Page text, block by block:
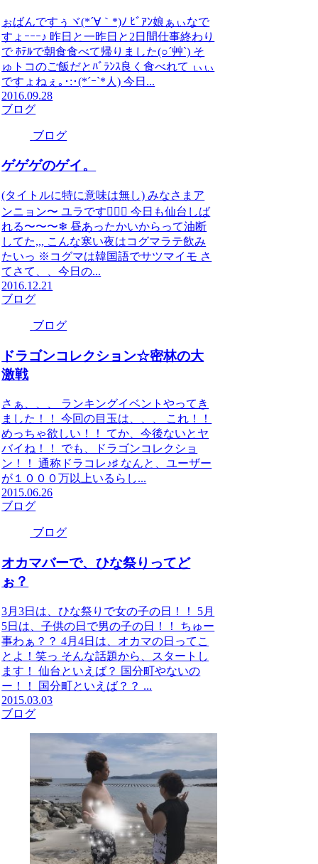
ぉばんですぅヾ(*´∀｀*)ﾉ ﾋﾞｱﾝ娘ぁぃなで
すょｰｰｰ♪ 昨日と一昨日と2日間仕事終わり
で ﾎﾃﾙで朝食食べて帰りました(○´艸`) そ
ゅトコのご飯だとﾊﾞﾗﾝｽ良く食べれて ぃぃ
ですょねぇ｡･:･(*´ｰ`*人) 今日...
2016.09.28
ブログ
ブログ
ゲゲゲのゲイ。
(タイトルに特に意味は無し) みなさまア
ンニョン〜 ユラです🙋🏻‍♂️ 今日も仙台しば
れる〜〜〜❄ 昼あったかいからって油断
してた,,, こんな寒い夜はコグマラテ飲み
たいっ ※コグマは韓国語でサツマイモ さ
てさて、、今日の...
2016.12.21
ブログ
ブログ
ドラゴンコレクション☆密林の大
激戦
さぁ、、、 ランキングイベントやってき
ました！！ 今回の目玉は、、、 これ！！
めっちゃ欲しい！！ てか、今後ないとヤ
バイね！！ でも、ドラゴンコレクショ
ン！！ 通称ドラコレ♪♯ なんと、ユーザー
が１０００万以上いるらし...
2015.06.26
ブログ
ブログ
オカマバーで、ひな祭りってど
ぉ？
3月3日は、ひな祭りで女の子の日！！ 5月
5日は、子供の日で男の子の日！！ ちゅー
事わぁ？？ 4月4日は、オカマの日ってこ
とよ！笑っ そんな話題から、スタートし
ます！ 仙台といえば？ 国分町やないの
ー！！ 国分町といえば？？ ...
2015.03.03
ブログ